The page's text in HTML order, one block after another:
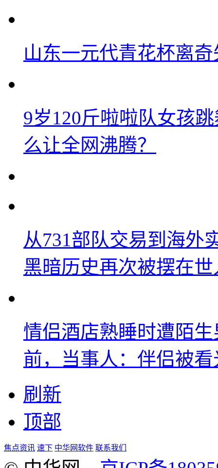
山东一元代青花杯离
9岁120斤啦啦队女孩
么让全网沸腾？
从731部队交易到海外
黑暗历史再次被摆在
情侣酒店熟睡时遭陌
前，当事人：伴侣被看
刷新
顶部
焦点资讯 速下 中华网软件 联系我们